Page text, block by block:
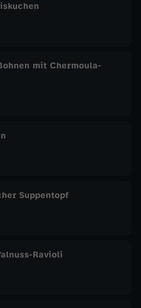
mit Chermoula-
Suppentopf
Ravioli